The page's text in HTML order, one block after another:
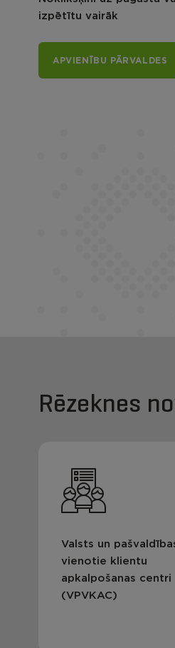
izpētītu vairāk
APVIENĪBU PĀRVALDES
Rēzeknes
Valsts un
vienotie klientu
apkalpošanas centri
(VPVKAC)